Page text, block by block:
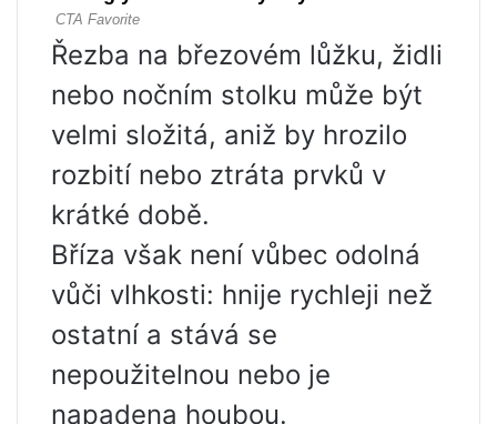
Řezba na březovém lůžku, židli
nebo nočním stolku může být
velmi složitá, aniž by hrozilo
rozbití nebo ztráta prvků v
krátké době.
Bříza však není vůbec odolná
vůči vlhkosti: hnije rychleji než
ostatní a stává se
nepoužitelnou nebo je
napadena houbou.